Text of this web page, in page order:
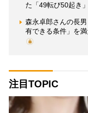
た「49転び50起き
森永卓郎さんの長
有できる条件」を
注目TOPIC